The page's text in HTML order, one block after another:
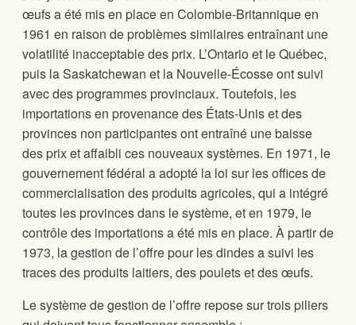
œufs a été mis en place en Colombie-Britannique en
1961 en raison de problèmes similaires entraînant une
volatilité inacceptable des prix. L’Ontario et le Québec,
puis la Saskatchewan et la Nouvelle-Écosse ont suivi
avec des programmes provinciaux. Toutefois, les
importations en provenance des États-Unis et des
provinces non participantes ont entraîné une baisse
des prix et affaibli ces nouveaux systèmes. En 1971, le
gouvernement fédéral a adopté la loi sur les offices de
commercialisation des produits agricoles, qui a intégré
toutes les provinces dans le système, et en 1979, le
contrôle des importations a été mis en place. À partir de
1973, la gestion de l’offre pour les dindes a suivi les
traces des produits laitiers, des poulets et des œufs.
Le système de gestion de l’offre repose sur trois piliers